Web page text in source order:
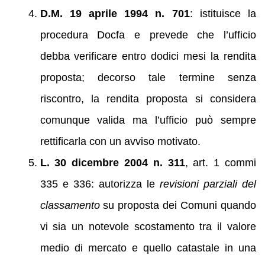
D.M. 19 aprile 1994 n. 701: istituisce la
procedura Docfa e prevede che l’ufficio
debba verificare entro dodici mesi la rendita
proposta; decorso tale termine senza
riscontro, la rendita proposta si considera
comunque valida ma l’ufficio può sempre
rettificarla con un avviso motivato.
L. 30 dicembre 2004 n. 311, art. 1 commi
335 e 336: autorizza le revisioni parziali del
classamentosu proposta dei Comuni quando
vi sia un notevole scostamento tra il valore
medio di mercato e quello catastale in una